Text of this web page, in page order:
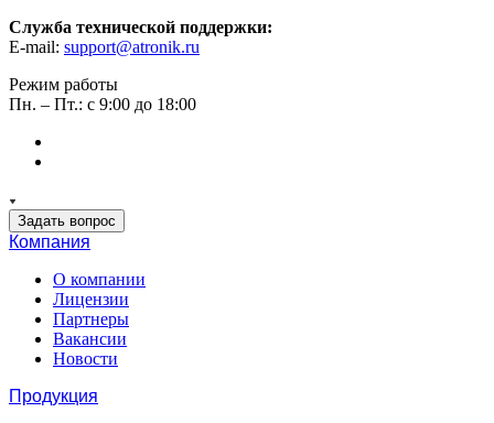
Служба технической поддержки:
E-mail: support@atronik.ru
Режим работы
Пн. – Пт.: с 9:00 до 18:00
Задать вопрос
Компания
О компании
Лицензии
Партнеры
Вакансии
Новости
Продукция